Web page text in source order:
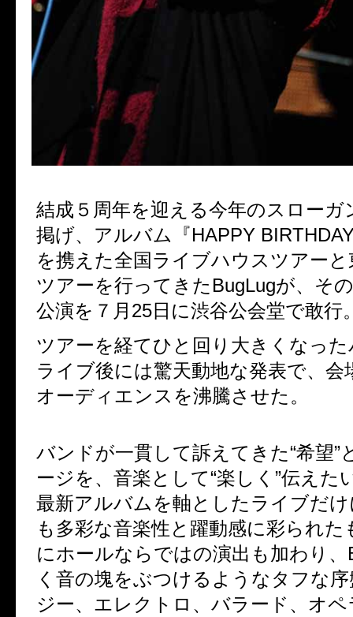
結成５周年を迎える今年のスローガ
掲げ、アルバム『HAPPY
を携えた全国ライブハウスツアー
ツアーを行ってきたBugLugが、そ
公演を７月25日に渋谷公会堂で敢行
ツアーを経てひと回り大きくなっ
ライブ後には驚天動地な発表で、会
オーディエンスを沸騰させた。
バンドが一貫して訴えてきた“希望”
ージを、音楽として“楽しく”伝えた
最新アルバムを軸としたライブだ
も多彩な音楽性と躍動感に彩られた
にホールならではの演出も加わり、
く音の塊をぶつけるようなタフな
ジー、エレクトロ、バラード、オ